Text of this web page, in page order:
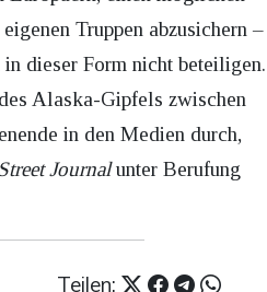
Truppen abzusichern –
dieser Form nicht beteiligen.
Alaska-Gipfels zwischen
in den Medien durch,
Journalunter Berufung
Teilen: